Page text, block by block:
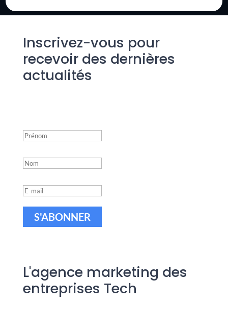
Inscrivez-vous pour
recevoir des dernières
actualités
S'ABONNER
L'agence marketing des
entreprises Tech